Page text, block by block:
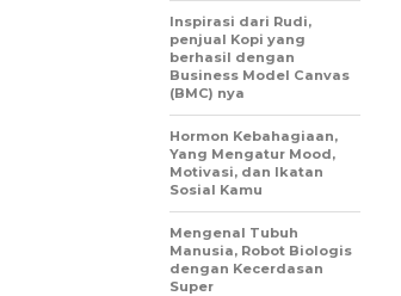
Inspirasi dari Rudi,
penjual Kopi yang
berhasil dengan
Business Model Canvas
(BMC) nya
Hormon Kebahagiaan,
Yang Mengatur Mood,
Motivasi, dan Ikatan
Sosial Kamu
Mengenal Tubuh
Manusia, Robot Biologis
dengan Kecerdasan
Super